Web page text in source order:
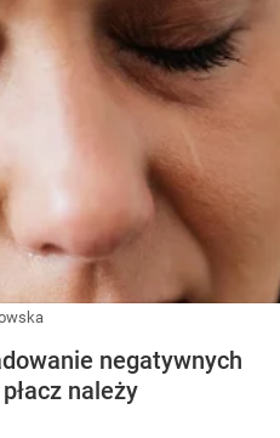
negatywnych
należy